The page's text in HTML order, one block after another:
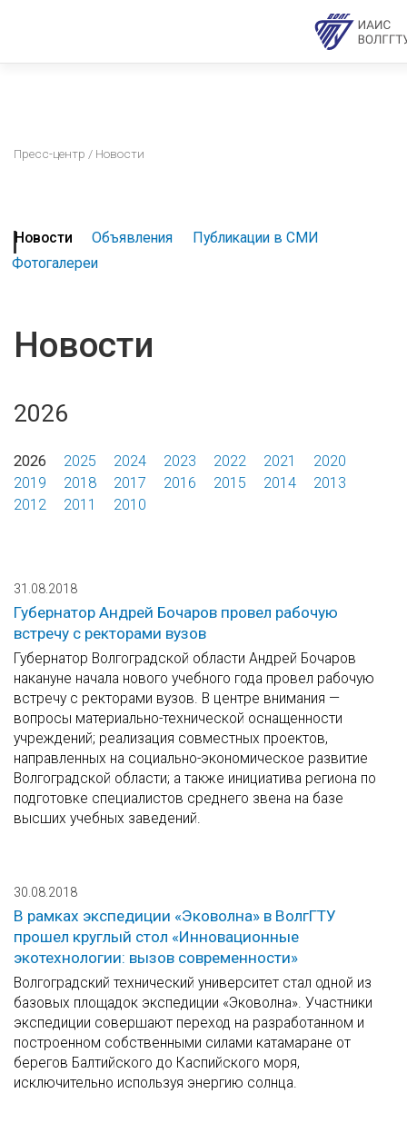
Пресс-центр / Новости
Новости Объявления
Публикации в СМИ
Фотогалереи
Новости
2026
2026 2025 2024 2023 2022 2021
2020
2019
2018 2017 2016 2015 2014
2013
2012
2011 2010
31.08.2018
Губернатор Андрей Бочаров провел рабочую
встречу с ректорами вузов
Губернатор Волгоградской области Андрей Бочаров
накануне начала нового учебного года провел рабочую
встречу с ректорами вузов. В центре внимания —
вопросы материально-технической оснащенности
учреждений; реализация совместных проектов,
направленных на социально-экономическое развитие
Волгоградской области; а также инициатива региона по
подготовке специалистов среднего звена на базе
высших учебных заведений.
30.08.2018
В рамках экспедиции «Эковолна» в ВолгГТУ
прошел круглый стол «Инновационные
экотехнологии: вызов современности»
Волгоградский технический университет стал одной из
базовых площадок экспедиции «Эковолна». Участники
экспедиции совершают переход на разработанном и
построенном собственными силами катамаране от
берегов Балтийского до Каспийского моря,
исключительно используя энергию солнца.